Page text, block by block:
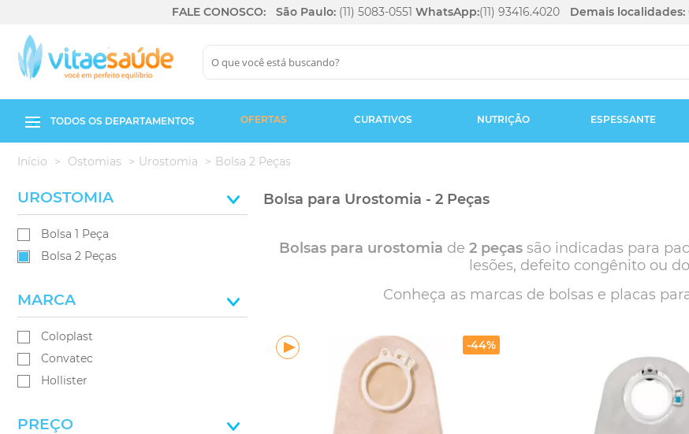
FALE CONOSCO: São Paulo: (11) 5083-0551 WhatsApp:(11) 93416.4020 Demais localidades:
TODOS OS DEPARTAMENTOS OFERTAS CURATIVOS NUTRIÇÃO ESPESSANTE
Início Ostomias Urostomia Bolsa 2 Peças
UROSTOMIA
Bolsa 1 Peça
Bolsa 2 Peças
MARCA
Coloplast
Convatec
Hollister
PREÇO
Bolsa para Urostomia - 2 Peças
Bolsas para urostomia de 2 peças são indicadas para
lesões, defeito congênito ou
Conheça as marcas de bolsas e placas
-44%